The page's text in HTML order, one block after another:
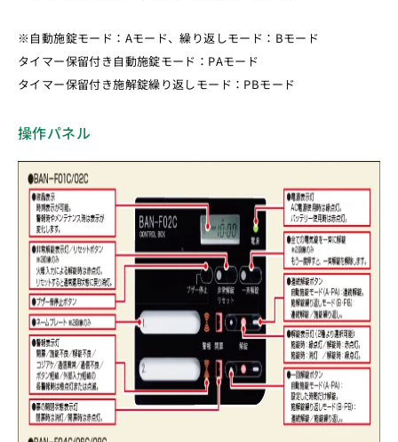
※自動施錠モード：Aモード、繰り返しモード：Bモード
タイマー保留付き自動施錠モード：PAモード
タイマー保留付き施解錠繰り返しモード：PBモード
操作パネル